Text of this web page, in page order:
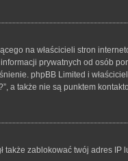
na właścicieli stron
prywatnych od osób
phpBB Limited i
a także nie są punktem
także zablokować twój adres